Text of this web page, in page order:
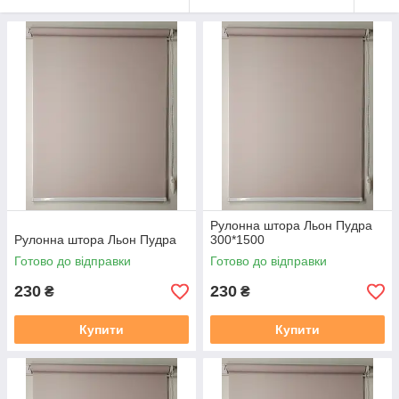
дзвінком або повідомленням в Вайбер.
2. Термін виготовлення 3-5 днів, залежно від тканини, і від
даними у замовленні. Усі відправки відбуваються у
встановлений день після 19.00. Номери декларацій
розсилаються після 20,00 повідомленням у Вайбер, якщо
немає Вайбера, то звичайним СМС!!!
В даному розділі вказана ціна на рулонні штори у відкритій
системі (Міні 19), ширина штори вказана з тканини, отже
готовий замовлення входить повний монтажний комплект
(рулонна штора в зборі (штора намотане на вал з металевою
нижньою планкою), саморізи, для відкритої системи Міні 19
фіксація на волосіні або магнітах, на вибір. Штора
прикручується до вікна за допомогою саморізів, вони в
комплекті є.
Заміряти потрібно скло плюс штапик з двох сторін, там де
штапик входить в раму є стик, ось від такого стику з одного
боку, до такого ж стику з іншого боку, це і буде розмір по
Рулонна штора Льон Пудра
Готово до відправки
230 ₴
Купити
Рулонна штора Льон Пудра
300*1500
Готово до відправки
230 ₴
Купити